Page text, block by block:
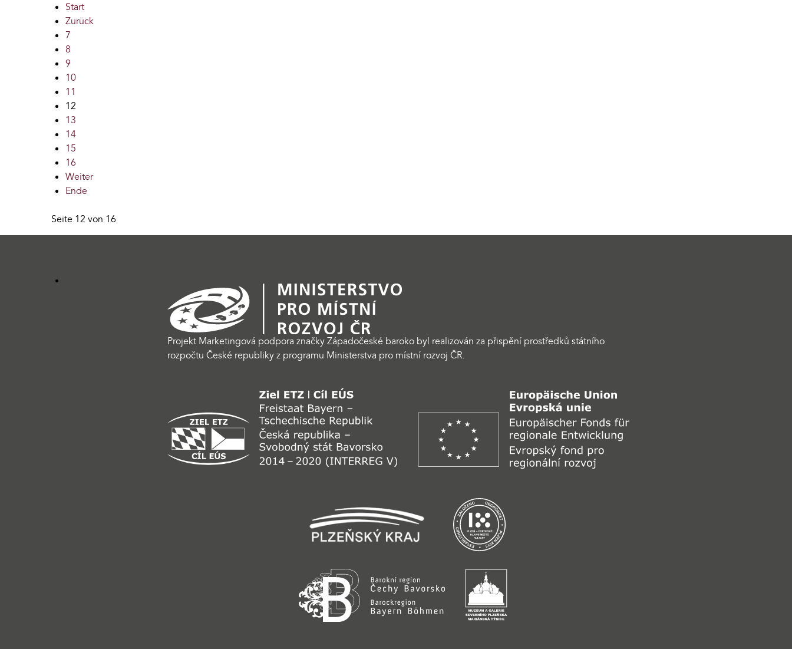
Start
Zurück
7
8
9
10
11
12
13
14
15
16
Weiter
Ende
Seite 12 von 16
Projekt Marketingová podpora značky Západočeské baroko byl realizován za přispění prostředků státního
rozpočtu České republiky z programu Ministerstva pro místní rozvoj ČR.